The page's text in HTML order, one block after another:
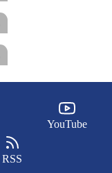
YouTube
RSS